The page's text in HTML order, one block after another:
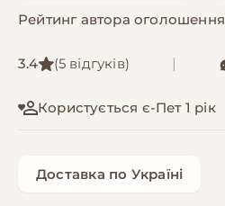
Рейтинг автора оголошення
3.4 (5 відгуків)
Користується є-Пет 1 рік
Доставка по Україні